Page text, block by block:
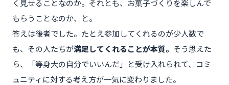
く見せることなのか。それとも、お菓子づくりを楽しんで
もらうことなのか、と。
答えは後者でした。たとえ参加してくれるのが少人数で
も、その人たちが満足してくれることが本質。 そう思えた
ら、「等身大の自分でいいんだ」と受け入れられて、コミ
ュニティに対する考え方が一気に変わりました。